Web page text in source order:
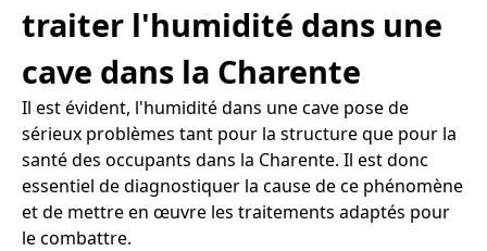
traiter l'humidité dans une
cave dans la Charente
Il est évident, l'humidité dans une cave pose de
sérieux problèmes tant pour la structure que pour la
santé des occupants dans la Charente. Il est donc
essentiel de diagnostiquer la cause de ce phénomène
et de mettre en œuvre les traitements adaptés pour
le combattre.